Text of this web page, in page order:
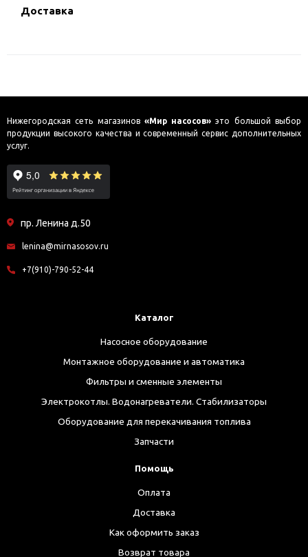
Доставка
Нижегородская сеть магазинов «Мир насосов» это большой выбор
продукции высокого качества и современный сервис дополнительных
услуг.
пр. Ленина д.50
lenina@mirnasosov.ru
+7(910)-790-52-44
Каталог
Насосное оборудование
Монтажное оборудование и автоматика
Фильтры и сменные элементы
Электрокотлы. Водонагреватели. Стабилизаторы
Оборудование для перекачивания топлива
Запчасти
Помощь
Оплата
Доставка
Как оформить заказ
Возврат товара